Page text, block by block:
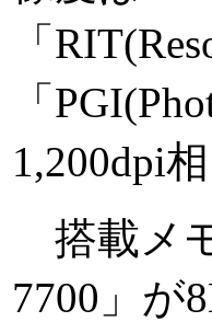
「
「
1,200dpi
搭載メ
7700」が